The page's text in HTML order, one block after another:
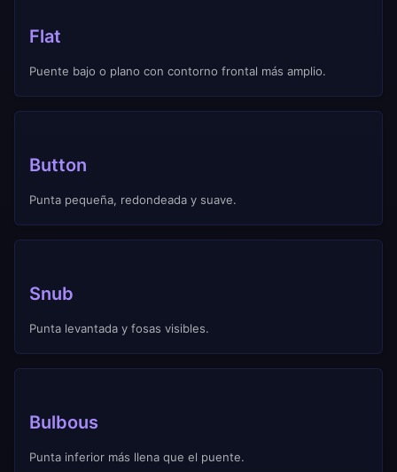
Flat
Puente bajo o plano con contorno frontal más amplio.
Button
Punta pequeña, redondeada y suave.
Snub
Punta levantada y fosas visibles.
Bulbous
Punta inferior más llena que el puente.